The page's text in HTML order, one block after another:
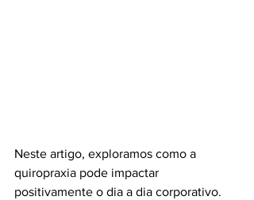
Neste artigo, exploramos como a
quiropraxia pode impactar
positivamente o dia a dia corporativo.